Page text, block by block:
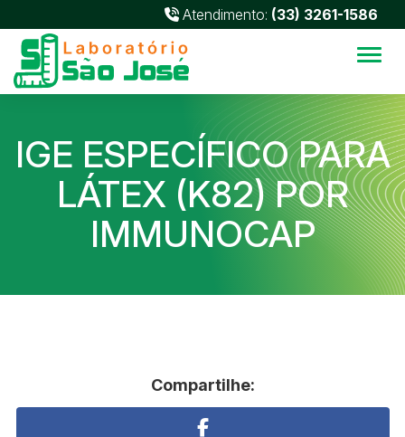
Atendimento: (33) 3261-1586
IGE ESPECÍFICO PARA
LÁTEX (K82) POR
IMMUNOCAP
Compartilhe: